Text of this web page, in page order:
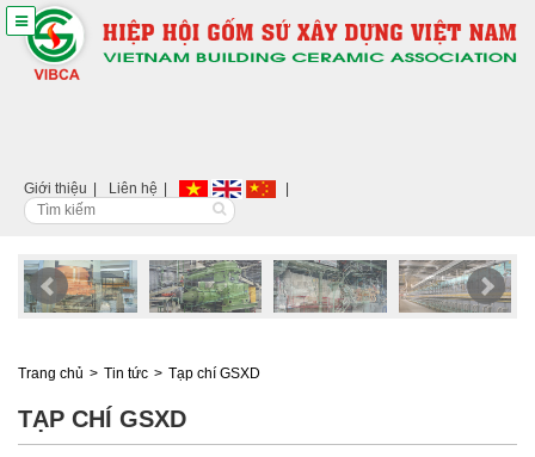
Giới thiệu Liên hệ
Trang chủ Tin tức Tạp chí GSXD
TẠP CHÍ GSXD